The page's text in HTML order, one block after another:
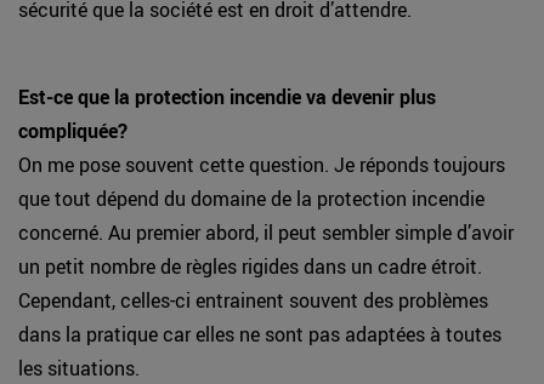
sécurité que la société est en droit d’attendre.
Est-ce que la protection incendie va devenir plus
compliquée?
On me pose souvent cette question. Je réponds toujours
que tout dépend du domaine de la protection incendie
concerné. Au premier abord, il peut sembler simple d’avoir
un petit nombre de règles rigides dans un cadre étroit.
Cependant, celles-ci entrainent souvent des problèmes
dans la pratique car elles ne sont pas adaptées à toutes
les situations.